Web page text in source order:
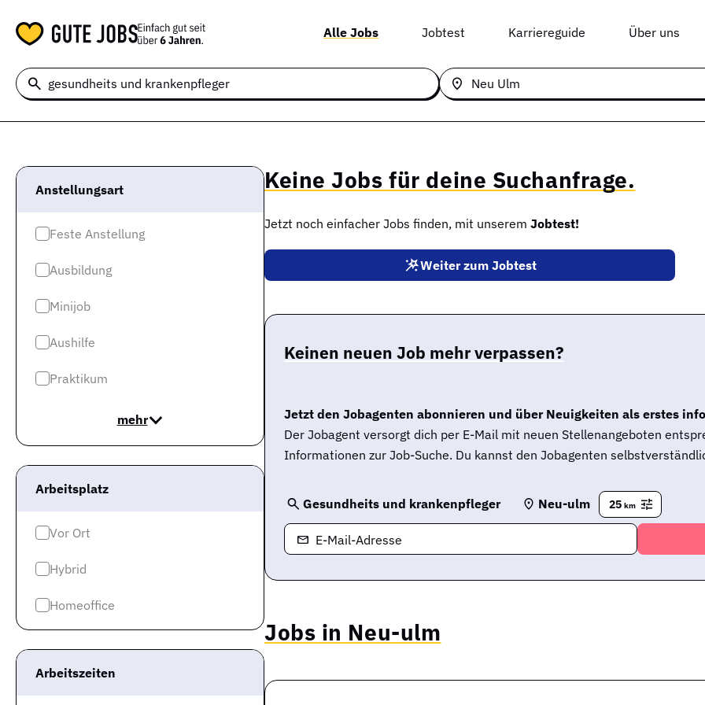
Alle Jobs Jobtest Karriereguide Über uns
Anstellungsart
Feste Anstellung
Ausbildung
Minijob
Aushilfe
Praktikum
mehr
Arbeitsplatz
Vor Ort
Hybrid
Homeoffice
Arbeitszeiten
Keine Jobs für deine Suchanfrage.
Jetzt noch einfacher Jobs finden, mit unserem Jobtest!
Weiter zum Jobtest
Keinen neuen Job mehr verpassen?
Jetzt den Jobagenten abonnieren und über Neuigkeiten als erstes
Der Jobagent versorgt dich per E-Mail mit neuen Stellenangeboten
Informationen zur Job-Suche. Du kannst den Jobagenten
Gesundheits und krankenpfleger Neu-ulm 25 km
E-Mail-Adresse
Jobs in Neu-ulm